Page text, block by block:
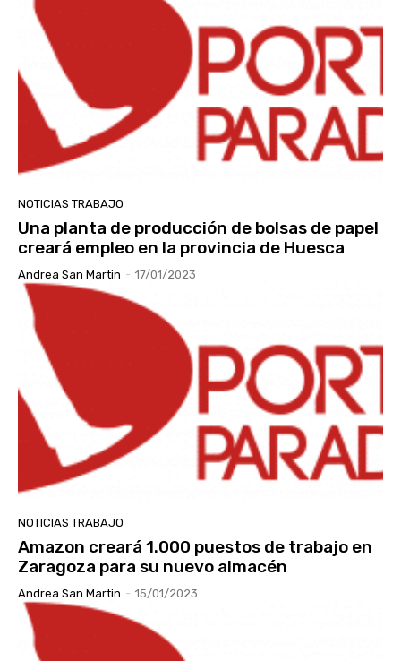
NOTICIAS TRABAJO
Una planta de producción de bolsas de papel
creará empleo en la provincia de Huesca
Andrea San Martin - 17/01/2023
NOTICIAS TRABAJO
Amazon creará 1.000 puestos de trabajo en
Zaragoza para su nuevo almacén
Andrea San Martin - 15/01/2023